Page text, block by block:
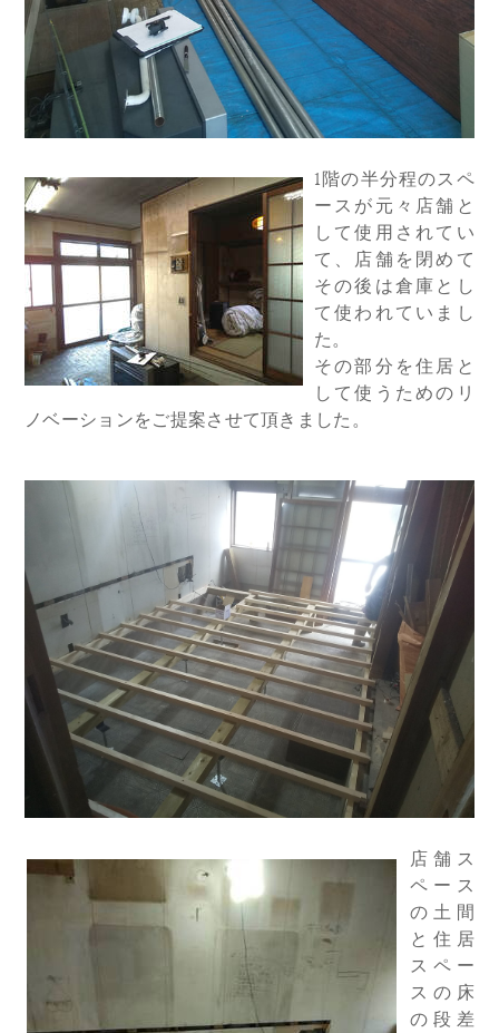
1階の半分程のスペ
ースが元々店舗と
して使用されてい
て、店舗を閉めて
その後は倉庫とし
て使われていまし
た。
その部分を住居と
して使うためのリ
ノベーションをご提案させて頂きました。
店舗ス
ペース
の土間
と住居
スペー
スの床
の段差